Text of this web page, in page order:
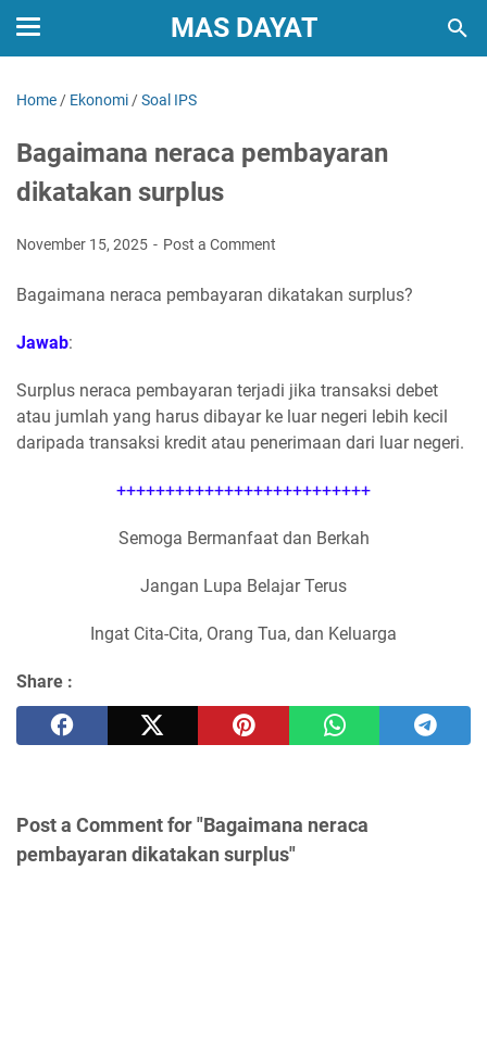
MAS DAYAT
Home / Ekonomi /Soal IPS
Bagaimana neraca pembayaran
dikatakan surplus
November 15, 2025 Post a Comment
Bagaimana neraca pembayaran dikatakan surplus?
Jawab:
Surplus neraca pembayaran terjadi jika transaksi debet
atau jumlah yang harus dibayar ke luar negeri lebih kecil
daripada transaksi kredit atau penerimaan dari luar negeri.
++++++++++++++++++++++++++
Semoga Bermanfaat dan Berkah
Jangan Lupa Belajar Terus
Ingat Cita-Cita, Orang Tua, dan Keluarga
Share :
Post a Comment for "Bagaimana neraca
pembayaran dikatakan surplus"